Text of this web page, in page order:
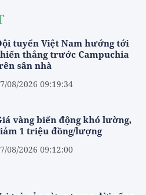
tuyển Việt Nam hướng tới
thắng trước Campuchia
sân nhà
08/2026 09:19:34
vàng biến động khó lường,
1 triệu đồng/lượng
08/2026 09:12:00